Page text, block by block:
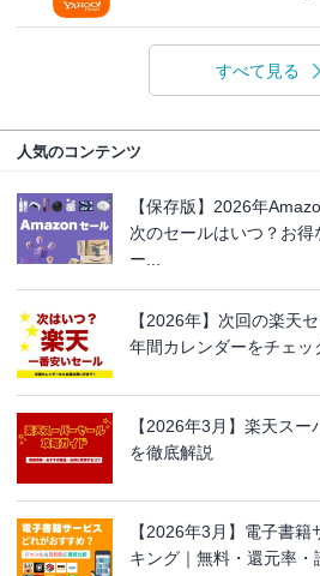
すべて見る
人気のコンテンツ
【保存版】2026年
次のセールはいつ？お得
ー...
【2026年】次回の楽天
年間カレンダーをチェッ
【2026年3月】楽天ス
を徹底解説
【2026年3月】電子書
キング｜無料・還元率